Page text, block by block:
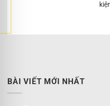
BÀI VIẾT MỚI NHẤT